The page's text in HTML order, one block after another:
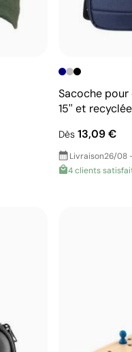
Sacoche
15'' et recyclée
Dès 13,09 €
Livraison26/08
4 clients